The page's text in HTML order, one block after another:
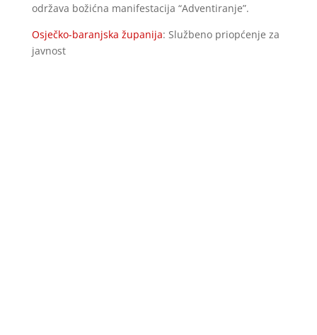
održava božićna manifestacija “Adventiranje”.
Osječko-baranjska županija: Službeno priopćenje za
javnost